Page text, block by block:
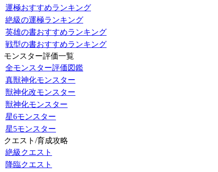
運極おすすめランキング
絶級の運極ランキング
英雄の書おすすめランキング
戦型の書おすすめランキング
モンスター評価一覧
全モンスター評価図鑑
真獣神化モンスター
獣神化改モンスター
獣神化モンスター
星6モンスター
星5モンスター
クエスト/育成攻略
絶級クエスト
降臨クエスト